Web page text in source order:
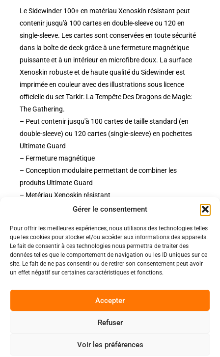
Gérer le consentement
Pour offrir les meilleures expériences, nous utilisons des technologies telles
que les cookies pour stocker et/ou accéder aux informations des appareils.
Le fait de consentir à ces technologies nous permettra de traiter des
données telles que le comportement de navigation ou les ID uniques sur ce
site. Le fait de ne pas consentir ou de retirer son consentement peut avoir
un effet négatif sur certaines caractéristiques et fonctions.
Accepter
Refuser
Voir les préférences
Le Sidewinder 100+ en matériau Xenoskin résistant peut
contenir jusqu'à 100 cartes en double-sleeve ou 120 en
single-sleeve. Les cartes sont conservées en toute sécurité
dans la boîte de deck grâce à une fermeture magnétique
puissante et à un intérieur en microfibre doux. La surface
Xenoskin robuste et de haute qualité du Sidewinder est
imprimée en couleur avec des illustrations sous licence
officielle du set Tarkir: La Tempête Des Dragons de Magic:
The Gathering.
– Peut contenir jusqu'à 100 cartes de taille standard (en
double-sleeve) ou 120 cartes (single-sleeve) en pochettes
Ultimate Guard
– Fermeture magnétique
– Conception modulaire permettant de combiner les
produits Ultimate Guard
– Metériau Xenoskin résistant
Nos pages
Nos évènements
Nous contacter
Politiques
Politique de confidentialité
Nos conditions de vente et livraison
Code de conduite